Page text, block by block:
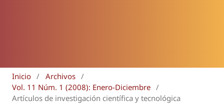
Inicio / Archivos /
Vol. 11 Núm. 1 (2008): Enero-Diciembre /
Artículos de investigación científica y tecnológica